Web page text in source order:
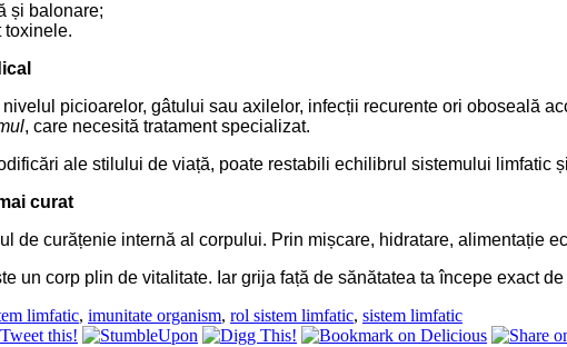
și balonare;
toxinele.
picioarelor, gâtului sau axilelor, infecții recurente ori oboseală
, care necesită tratament specializat.
ale stilului de viață, poate restabili echilibrul sistemului limfatic
curat
de curățenie internă al corpului. Prin mișcare, hidratare, alimentație
un corp plin de vitalitate. Iar grija față de sănătatea ta începe exact
limfatic, imunitate organism, rol sistem limfatic, sistem limfatic